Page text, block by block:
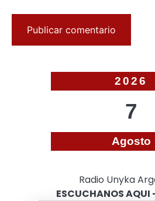
2026
7
Agosto
Radio Unyka
ESCUCHANOS AQUI